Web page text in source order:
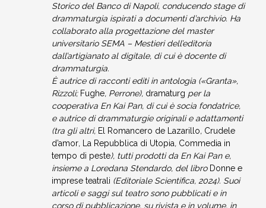
Storico del Banco di Napoli, conducendo stage di
drammaturgia ispirati a documenti d’archivio. Ha
collaborato alla progettazione del master
universitario SEMA – Mestieri dell’editoria
dall’artigianato al digitale, di cui è docente di
drammaturgia.
È autrice di racconti editi in antologia («Granta»,
Rizzoli; Fughe, Perrone), dramaturg per la
cooperativa En Kai Pan, di cui è socia fondatrice,
e autrice di drammaturgie originali e adattamenti
(tra gli altri, El Romancero de Lazarillo, Crudele
d’amor, La Repubblica di Utopia, Commedia in
tempo di peste), tutti prodotti da En Kai Pan e,
insieme a Loredana Stendardo, del libro Donne e
imprese teatrali (Editoriale Scientifica, 2024). Suoi
articoli e saggi sul teatro sono pubblicati e in
corso di pubblicazione, su rivista e in volume, in